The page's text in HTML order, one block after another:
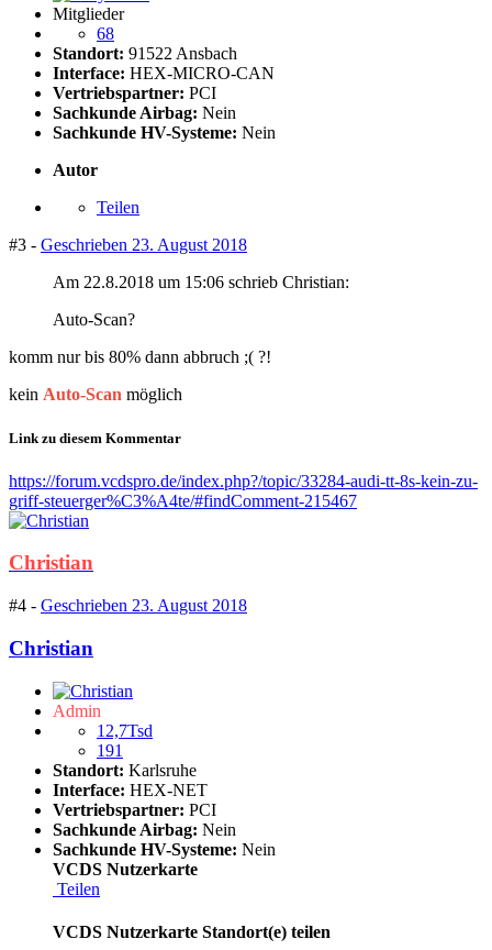
Mitglieder
68
Standort: 91522 Ansbach
Interface: HEX-MICRO-CAN
Vertriebspartner: PCI
Sachkunde Airbag: Nein
Sachkunde HV-Systeme: Nein
Autor
Teilen
#3 - Geschrieben 23. August 2018
Am 22.8.2018 um 15:06 schrieb Christian:
Auto-Scan?
komm nur bis 80% dann abbruch ;( ?!
kein Auto-Scan möglich
Link zu diesem Kommentar
https://forum.vcdspro.de/index.php?/topic/33284-audi-tt-8s-kein-zu-
griff-steuerger%C3%A4te/#findComment-215467
Christian
#4 - Geschrieben 23. August 2018
Christian
Admin
12,7Tsd
191
Standort: Karlsruhe
Interface: HEX-NET
Vertriebspartner: PCI
Sachkunde Airbag: Nein
Sachkunde HV-Systeme: Nein
VCDS Nutzerkarte
Teilen
VCDS Nutzerkarte Standort(e) teilen